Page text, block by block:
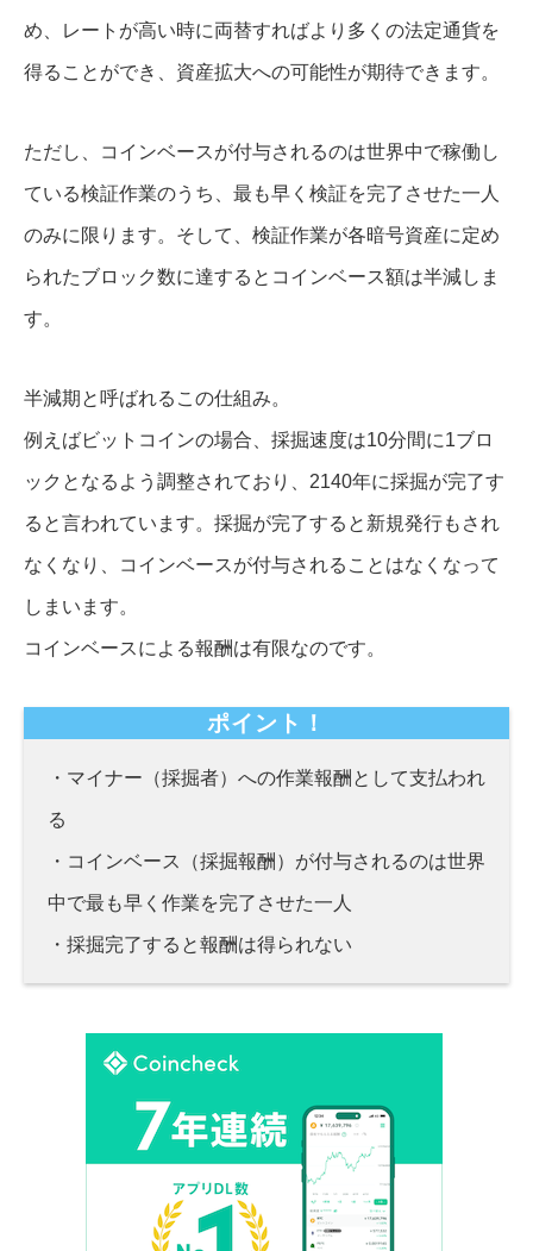
め、レートが高い時に両替すればより多くの法定通貨を
得ることができ、資産拡大への可能性が期待できます。
ただし、コインベースが付与されるのは世界中で稼働し
ている検証作業のうち、最も早く検証を完了させた一人
のみに限ります。そして、検証作業が各暗号資産に定め
られたブロック数に達するとコインベース額は半減しま
す。
半減期と呼ばれるこの仕組み。
例えばビットコインの場合、採掘速度は10分間に1ブロ
ックとなるよう調整されており、2140年に採掘が完了す
ると言われています。採掘が完了すると新規発行もされ
なくなり、コインベースが付与されることはなくなって
しまいます。
コインベースによる報酬は有限なのです。
ポイント！
・マイナー（採掘者）への作業報酬として支払われ
る
・コインベース（採掘報酬）が付与されるのは世界
中で最も早く作業を完了させた一人
・採掘完了すると報酬は得られない